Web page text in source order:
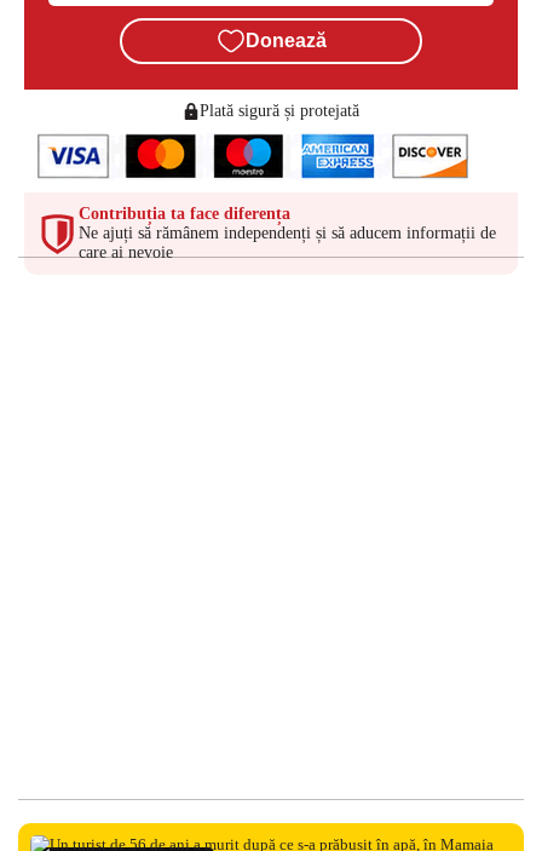
Donează
Plată sigură și protejată
Contribuția ta face diferența
Ne ajuți să rămânem independenți și să aducem informații de
care ai nevoie